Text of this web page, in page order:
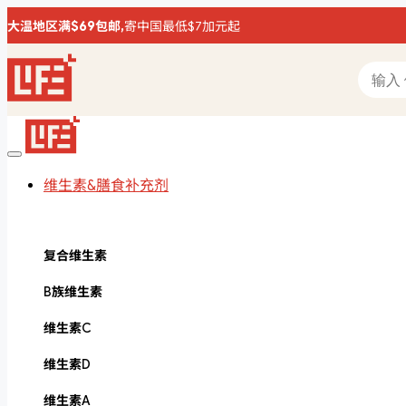
大温地区满$69包邮,寄中国最低$7加元起
维生素&膳食补充剂
复合维生素
B族维生素
维生素C
维生素D
维生素A